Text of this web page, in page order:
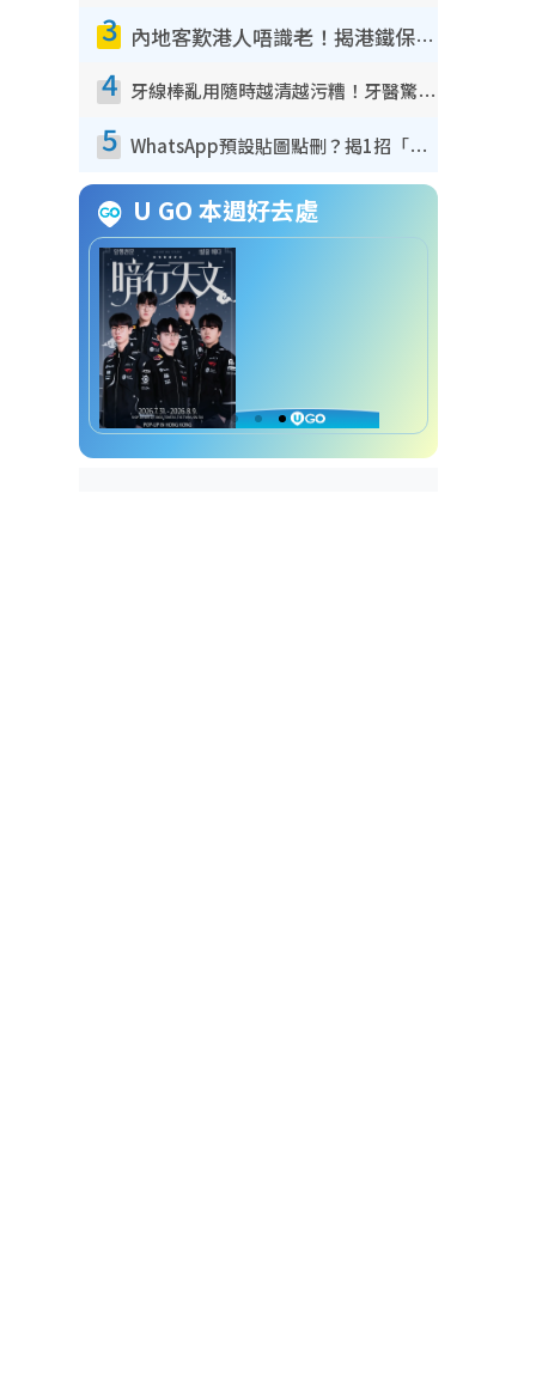
3 內地客歎港人唔識老！揭港鐵保鮮級冷氣 港人求放過：咪投訴
4 牙線棒亂用隨時越清越污糟！牙醫驚揭盲目過戶細菌恐致蛀牙：呢種先係日常真保養
5 WhatsApp預設貼圖點刪？揭1招「反向操作」還原簡潔介面 附3步實測教學
U GO 本週好去處